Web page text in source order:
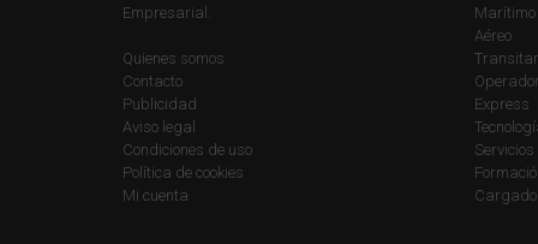
Empresarial.
Quienes somos
Contacto
Publicidad
Aviso legal
Condiciones de uso
Política de cookies
Mi cuenta
Marítimo
Aéreo
Express
Servicios